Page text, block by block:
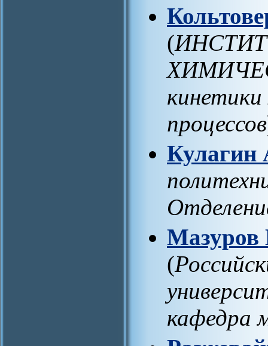
(
кинетики
процессов
Кулагин
(
кафедра